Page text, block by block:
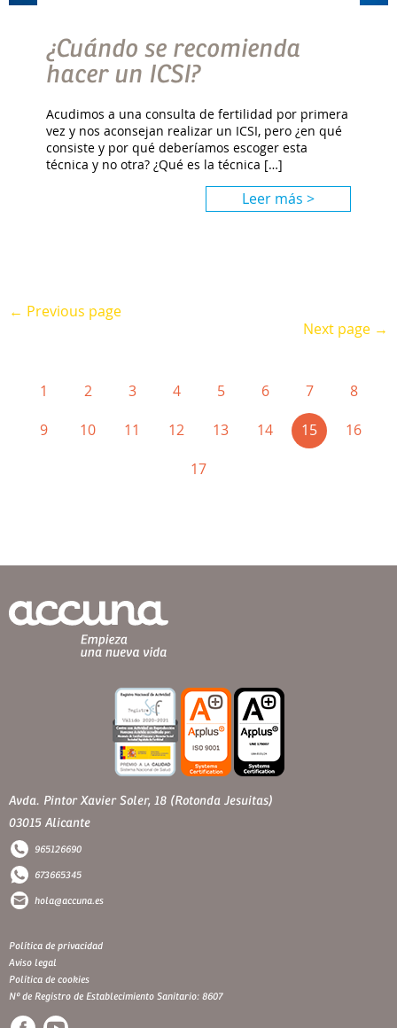
¿Cuándo se recomienda
hacer un ICSI?
Acudimos a una consulta de fertilidad por primera
vez y nos aconsejan realizar un ICSI, pero ¿en qué
consiste y por qué deberíamos escoger esta
técnica y no otra? ¿Qué es la técnica […]
Leer más >
← Previous page
Next page →
1 2 3 4 5 6 7
8
9
10 11 12 13 14 15(current)
16
17
Avda. Pintor Xavier Soler, 18 (Rotonda Jesuitas)
03015 Alicante
965126690
673665345
hola@accuna.es
Política de privacidad
Aviso legal
Política de cookies
Nº de Registro de Establecimiento Sanitario: 8607